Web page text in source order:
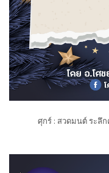
ศุกร์ : สวดมนต์ ระลึ